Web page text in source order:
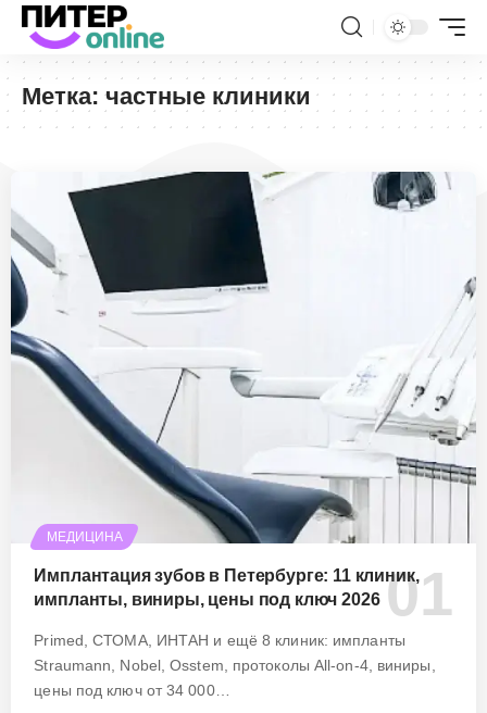
Метка:частные клиники
МЕДИЦИНА
Имплантация зубов в Петербурге: 11 клиник,
импланты, виниры, цены под ключ 2026
Primed, СТОМА, ИНТАН и ещё 8 клиник: импланты
Straumann, Nobel, Osstem, протоколы All-on-4, виниры,
цены под ключ от 34 000…